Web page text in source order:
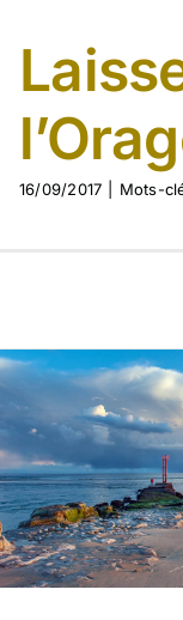
16/09/2017 Mots-